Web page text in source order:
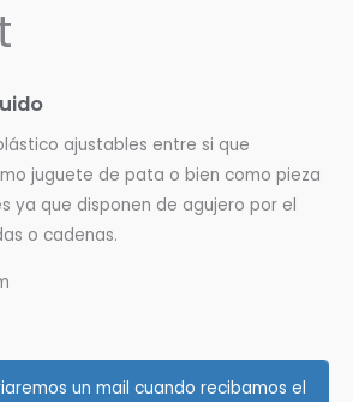
ajustables entre si que
juguete de pata o bien como pieza
ya que disponen de agujero por el
o cadenas.
un mail cuando recibamos el